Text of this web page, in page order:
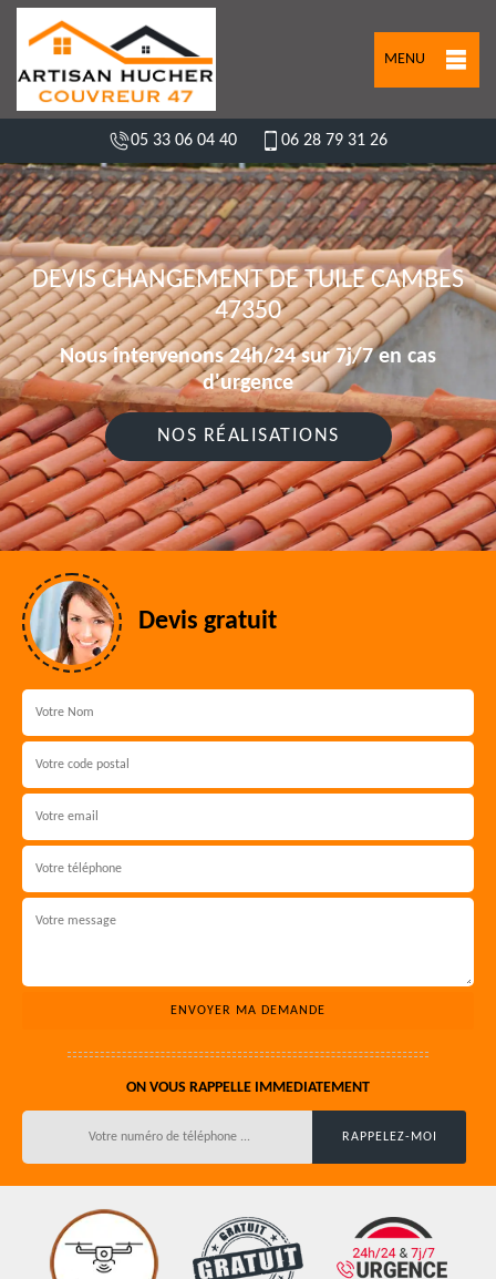
MENU
05 33 06 04 40 06 28 79 31 26
DEVIS CHANGEMENT DE TUILE CAMBES
47350
Nous intervenons 24h/24 sur 7j/7 en cas
d'urgence
NOS RÉALISATIONS
Devis gratuit
ON VOUS RAPPELLE IMMEDIATEMENT